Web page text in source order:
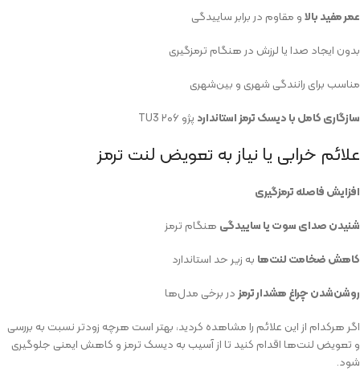
عمر مفید بالاو مقاوم در برابر ساییدگی
بدون ایجاد صدا یا لرزش در هنگام ترمزگیری
مناسب برای رانندگی شهری و بین‌شهری
سازگاری کامل با دیسک ترمز استاندارد پژو ۲۰۶ TU3
علائم خرابی یا نیاز به تعویض لنت ترمز
افزایش فاصله ترمزگیری
شنیدن صدای سوت یا ساییدگی هنگام ترمز
کاهش ضخامت لنت‌ها به زیر حد استاندارد
روشن‌شدن چراغ هشدار ترمز در برخی مدل‌ها
اگر هرکدام از این علائم را مشاهده کردید، بهتر است هرچه زودتر نسبت به بررسی
و تعویض لنت‌ها اقدام کنید تا از آسیب به دیسک ترمز و کاهش ایمنی جلوگیری
شود.